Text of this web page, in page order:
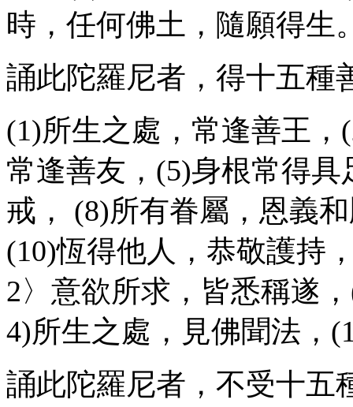
時，任何佛土，隨願得生
誦此陀羅尼者，得十五種
(1)所生之處，常逢善王
常逢善友，(5)身根常得
戒， (8)所有眷屬，恩義
(10)恆得他人，恭敬護持
2〉意欲所求，皆悉稱遂
4)所生之處，見佛聞法，
誦此陀羅尼者，不受十五